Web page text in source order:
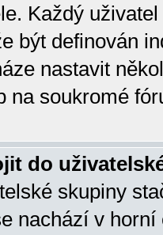
Každý
být definován
nastavit
na soukromé
do
skupiny
nachází v horní